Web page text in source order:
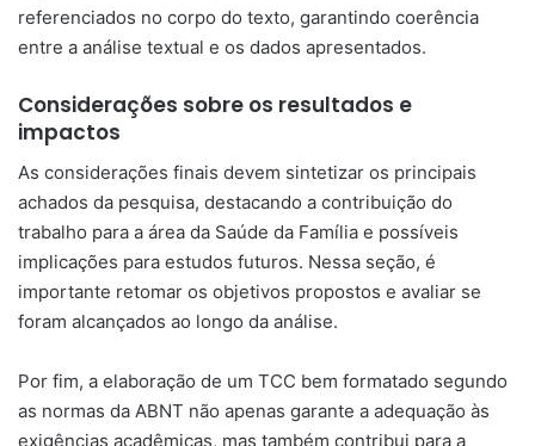
referenciados no corpo do texto, garantindo coerência
entre a análise textual e os dados apresentados.
Considerações sobre os resultados e
impactos
As considerações finais devem sintetizar os principais
achados da pesquisa, destacando a contribuição do
trabalho para a área da Saúde da Família e possíveis
implicações para estudos futuros. Nessa seção, é
importante retomar os objetivos propostos e avaliar se
foram alcançados ao longo da análise.
Por fim, a elaboração de um TCC bem formatado segundo
as normas da ABNT não apenas garante a adequação às
exigências acadêmicas, mas também contribui para a